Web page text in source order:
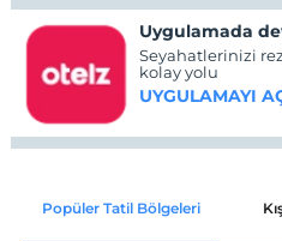
Uygulamada
Seyahatlerinizi
kolay yolu
UYGULAMAYI
Popüler Tatil Bölgeleri